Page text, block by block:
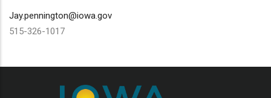
Jay.pennington@iowa.gov
515-326-1017